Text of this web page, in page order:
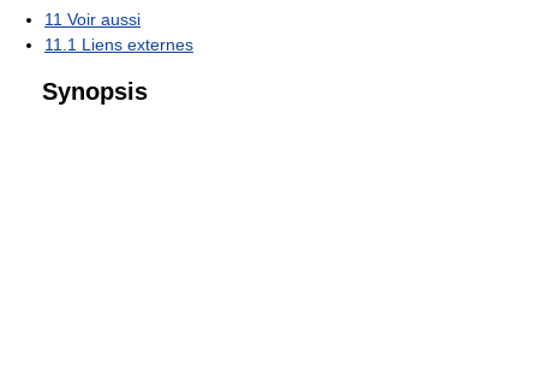
11 Voir aussi
11.1 Liens externes
Synopsis